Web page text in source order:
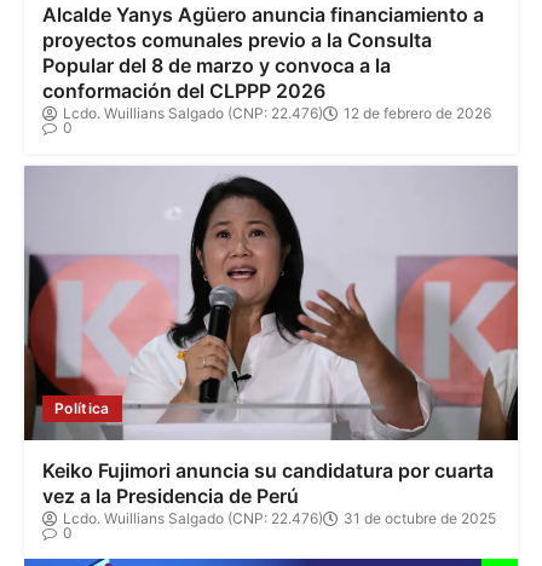
Alcalde Yanys Agüero anuncia financiamiento a
proyectos comunales previo a la Consulta
Popular del 8 de marzo y convoca a la
conformación del CLPPP 2026
Lcdo. Wuillians Salgado (CNP: 22.476)
12 de febrero de 2026
0
Política
Keiko Fujimori anuncia su candidatura por cuarta
vez a la Presidencia de Perú
Lcdo. Wuillians Salgado (CNP: 22.476)
31 de octubre de 2025
0